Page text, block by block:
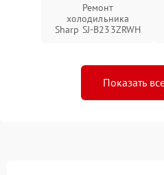
Ремонт
холодильника
Sharp SJ-B233ZRWH
Показать